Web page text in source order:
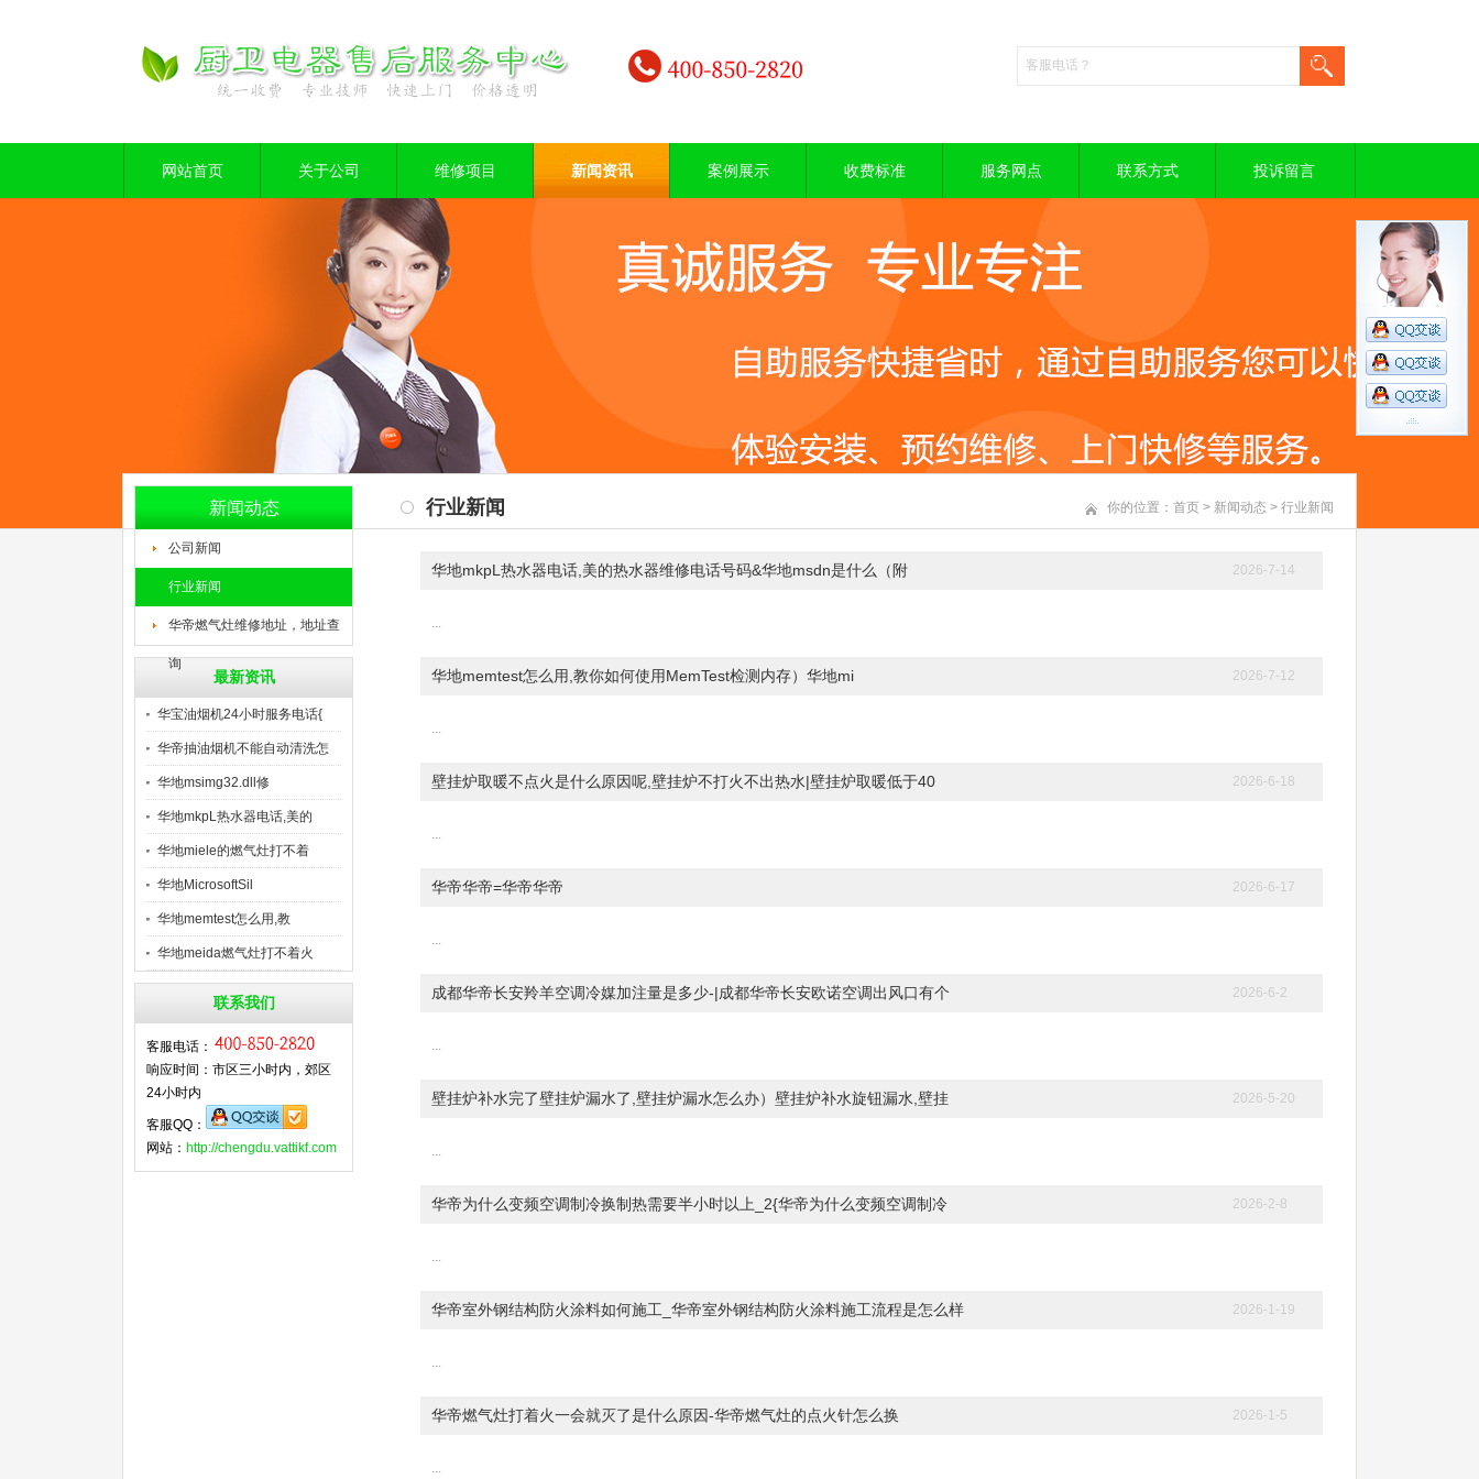
网站首页 关于公司 维修项目 新闻资讯 案例展示 收费标准 服务网点 联系方式 投诉留言
新闻动态
公司新闻
行业新闻
华帝燃气灶维修地址，地址查
询
最新资讯
华宝油烟机24小时服务电话{
华帝抽油烟机不能自动清洗怎
么
华地msimg32.dll修
华地mkpL热水器电话,美的
华地miele的燃气灶打不着
华地MicrosoftSil
华地memtest怎么用,教
华地meida燃气灶打不着火
联系我们
客服电话：
响应时间：市区三小时内，郊区
24小时内
客服QQ：
网站： http://chengdu.vattikf.com
行业新闻 你的位置： 首页 > 新闻动态 > 行业新闻
华地mkpL热水器电话,美的热水器维修电话号码&华地msdn是什么（附 2026-7-14
...
华地memtest怎么用,教你如何使用MemTest检测内存）华地mi 2026-7-12
...
壁挂炉取暖不点火是什么原因呢,壁挂炉不打火不出热水|壁挂炉取暖低于40 2026-6-18
...
华帝华帝=华帝华帝 2026-6-17
...
成都华帝长安羚羊空调冷媒加注量是多少-|成都华帝长安欧诺空调出风口有个 2026-6-2
...
壁挂炉补水完了壁挂炉漏水了,壁挂炉漏水怎么办）壁挂炉补水旋钮漏水,壁挂 2026-5-20
...
华帝为什么变频空调制冷换制热需要半小时以上_2{华帝为什么变频空调制冷 2026-2-8
...
华帝室外钢结构防火涂料如何施工_华帝室外钢结构防火涂料施工流程是怎么样 2026-1-19
...
华帝燃气灶打着火一会就灭了是什么原因-华帝燃气灶的点火针怎么换 2026-1-5
...